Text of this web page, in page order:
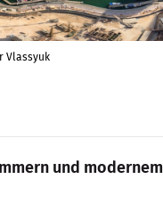
Vlassyuk
und modernem